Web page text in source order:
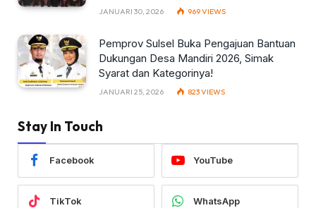
JANUARI 30, 2026 969VIEWS
Pemprov Sulsel Buka Pengajuan Bantuan
Dukungan Desa Mandiri 2026, Simak
Syarat dan Kategorinya!
JANUARI 25, 2026 823VIEWS
Stay In Touch
Facebook YouTube
TikTok WhatsApp